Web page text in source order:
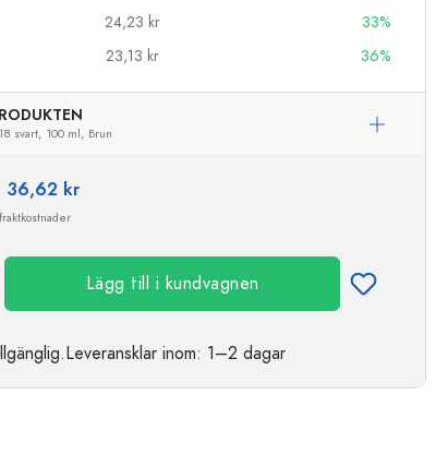
24,23 kr
33%
23,13 kr 36%
svart, 100 ml, Brun
36,62 kr
Lägg till i kundvagnen
Leveransklar inom: 1–2 dagar